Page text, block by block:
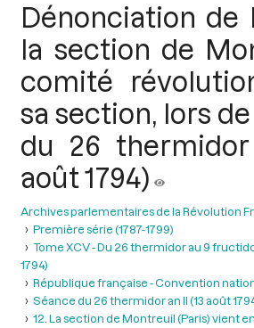
Dénonciation de
la section de
comité
sa section, lors
du 26
août 1794)
Archives parlementaires de la Révolution
Première série (1787-1799)
Tome XCV - Du 26 thermidor au 9
1794)
République française - Convention
Séance du 26 thermidor an II (13 août
12. La section de Montreuil (Paris) vient